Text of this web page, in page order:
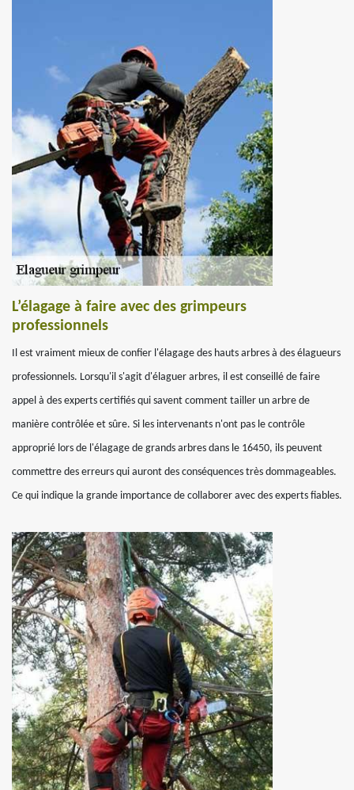
L’élagage à faire avec des grimpeurs
professionnels
Il est vraiment mieux de confier l'élagage des hauts arbres à des élagueurs
professionnels. Lorsqu'il s'agit d'élaguer arbres, il est conseillé de faire
appel à des experts certifiés qui savent comment tailler un arbre de
manière contrôlée et sûre. Si les intervenants n'ont pas le contrôle
approprié lors de l'élagage de grands arbres dans le 16450, ils peuvent
commettre des erreurs qui auront des conséquences très dommageables.
Ce qui indique la grande importance de collaborer avec des experts fiables.